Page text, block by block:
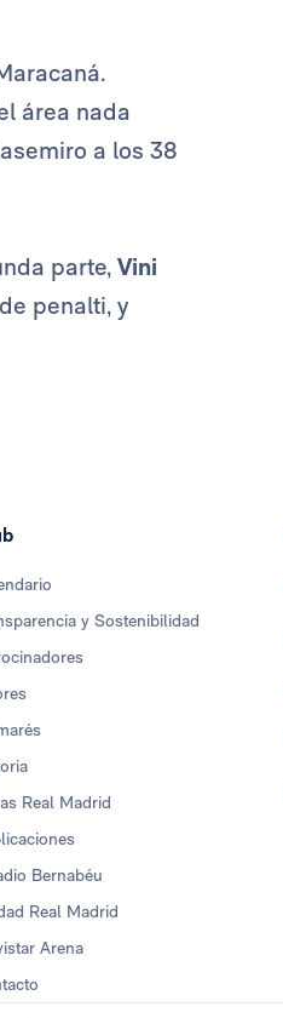
área nada
a los 38
parte, Vini
penalti, y
y Sostenibilidad
Real Madrid
Bernabéu
Real Madrid
Arena